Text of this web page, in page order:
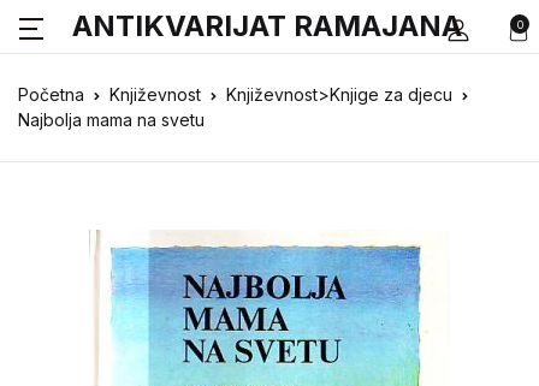
0
ANTIKVARIJAT RAMAJANA
Početna Književnost
Književnost>Knjige za djecu
Najbolja mama na svetu